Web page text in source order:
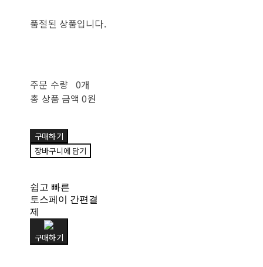
품절된 상품입니다.
주문 수량 0개
총 상품 금액 0원
구매하기
장바구니에 담기
쉽고 빠른
토스페이 간편결
제
구매하기